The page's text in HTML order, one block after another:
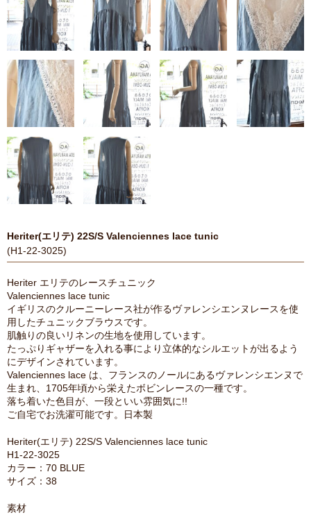
Heriter(エリテ) 22S/S Valenciennes lace tunic
(H1-22-3025)
Heriter エリテのレースチュニック
Valenciennes lace tunic
イギリスのクルーニーレース社が作るヴァレンシエンヌレースを使
用したチュニックブラウスです。
肌触りの良いリネンの生地を使用しています。
たっぷりギャザーを入れる事により立体的なシルエットが出るよう
にデザインされています。
Valenciennes lace は、フランスのノールにあるヴァレンシエンヌで
生まれ、1705年頃から栄えたボビンレースの一種です。
落ち着いた色目が、一段といい雰囲気に!!
ご自宅でお洗濯可能です。日本製
Heriter(エリテ) 22S/S Valenciennes lace tunic
H1-22-3025
カラー：70 BLUE
サイズ：38
素材